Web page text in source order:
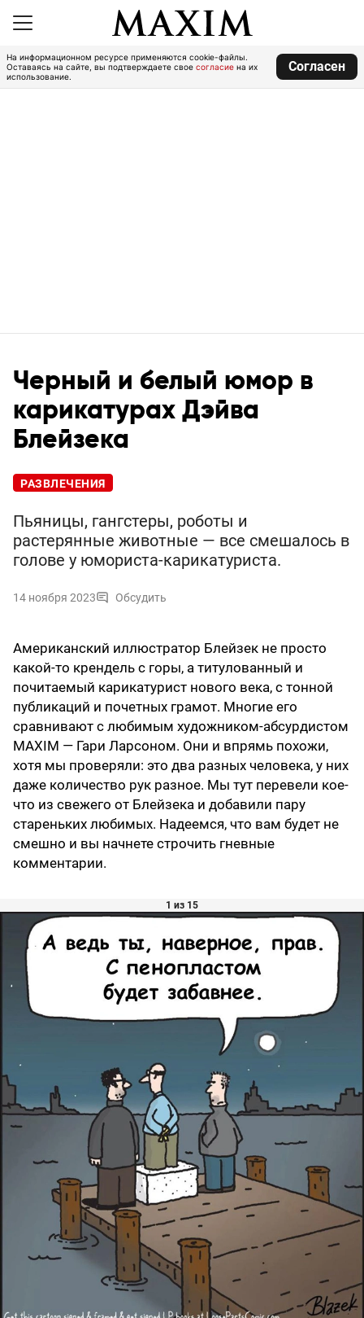
На информационном ресурсе применяются cookie-файлы.
Оставаясь на сайте, вы подтверждаете свое согласие на их
использование.
Согласен
Черный и белый юмор в
карикатурах Дэйва
Блейзека
РАЗВЛЕЧЕНИЯ
Пьяницы, гангстеры, роботы и
растерянные животные — все смешалось в
голове у юмориста-карикатуриста.
14 ноября 2023 Обсудить
Американский иллюстратор Блейзек не просто
какой-то крендель с горы, а титулованный и
почитаемый карикатурист нового века, с тонной
публикаций и почетных грамот. Многие его
сравнивают с любимым художником-абсурдистом
MAXIM — Гари Ларсоном. Они и впрямь похожи,
хотя мы проверяли: это два разных человека, у них
даже количество рук разное. Мы тут перевели кое-
что из свежего от Блейзека и добавили пару
стареньких любимых. Надеемся, что вам будет не
смешно и вы начнете строчить гневные
комментарии.
1 из 15